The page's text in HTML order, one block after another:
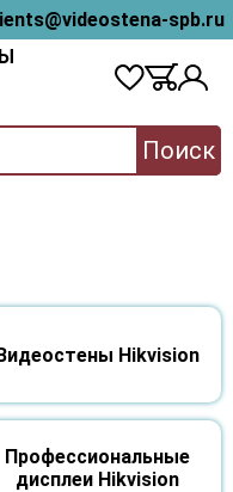
spb.ru
Поиск
Hikvision
Профессиональные
дисплеи Hikvision